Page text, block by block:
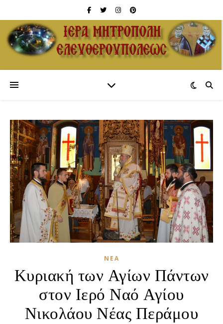
ΝΈΑ
Κυριακή των Αγίων Πάντων
στον Ιερό Ναό Αγίου
Νικολάου Νέας Περάμου